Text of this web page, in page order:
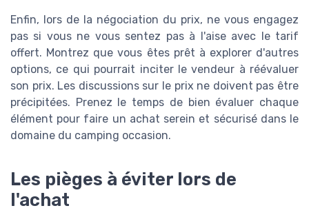
Enfin, lors de la négociation du prix, ne vous engagez
pas si vous ne vous sentez pas à l'aise avec le tarif
offert. Montrez que vous êtes prêt à explorer d'autres
options, ce qui pourrait inciter le vendeur à réévaluer
son prix. Les discussions sur le prix ne doivent pas être
précipitées. Prenez le temps de bien évaluer chaque
élément pour faire un achat serein et sécurisé dans le
domaine du camping occasion.
Les pièges à éviter lors de
l'achat